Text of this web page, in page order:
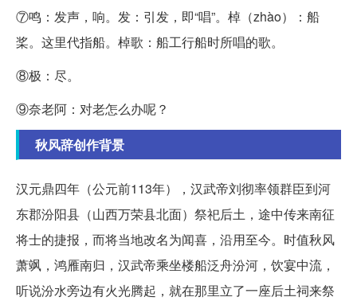
⑦鸣：发声，响。发：引发，即“唱”。棹（zhào）：船
桨。这里代指船。棹歌：船工行船时所唱的歌。
⑧极：尽。
⑨奈老阿：对老怎么办呢？
秋风辞创作背景
汉元鼎四年（公元前113年），汉武帝刘彻率领群臣到河
东郡汾阳县（山西万荣县北面）祭祀后土，途中传来南征
将士的捷报，而将当地改名为闻喜，沿用至今。时值秋风
萧飒，鸿雁南归，汉武帝乘坐楼船泛舟汾河，饮宴中流，
听说汾水旁边有火光腾起，就在那里立了一座后土祠来祭